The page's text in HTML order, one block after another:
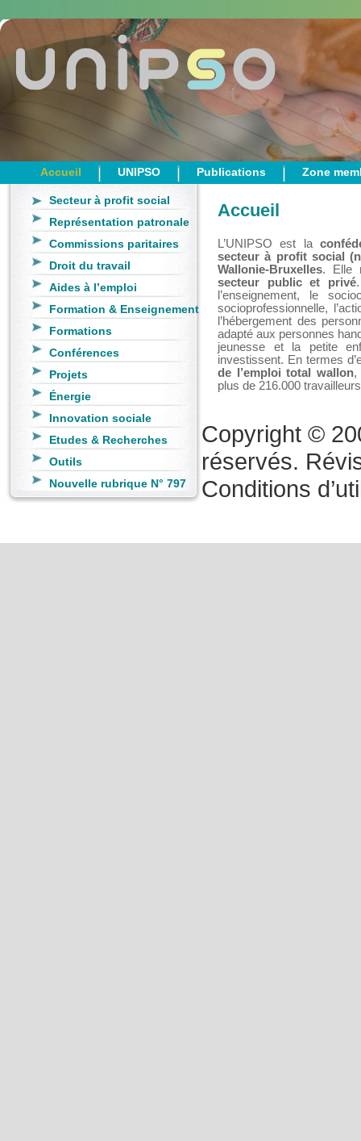
Accueil UNIPSO Publications Zone
Secteur à profit social
Représentation patronale
Commissions paritaires
Droit du travail
Aides à l’emploi
Formation & Enseignement
Formations
Conférences
Projets
Énergie
Innovation sociale
Etudes & Recherches
Outils
Nouvelle rubrique N° 797
Accueil
L’UNIPSO est la
secteur à profit social
Wallonie-Bruxelles. Elle
secteur public et privé
l’enseignement, le
socioprofessionnelle,
l’hébergement des
adapté aux personnes
jeunesse et la petite
investissent. En termes
de l’emploi total wallon,
plus de 216.000
Copyright ©
réservés.
Conditions